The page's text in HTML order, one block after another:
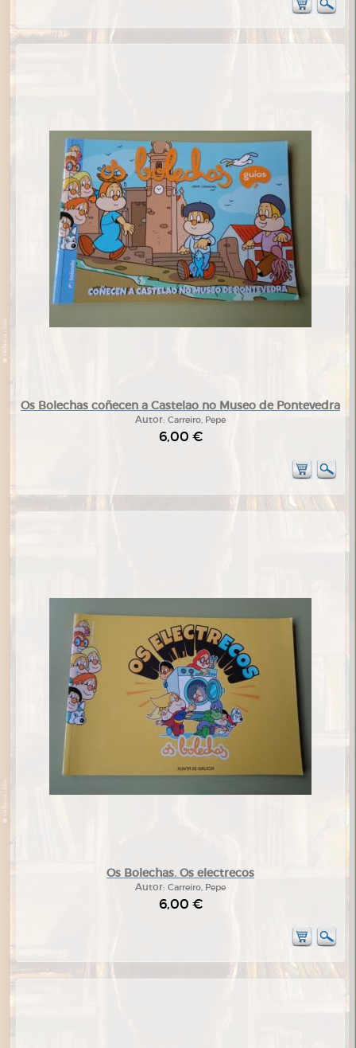
Os Bolechas coñecen a Castelao no Museo de Pontevedra
Autor: Carreiro, Pepe
6,00 €
Os Bolechas. Os electrecos
Autor: Carreiro, Pepe
6,00 €